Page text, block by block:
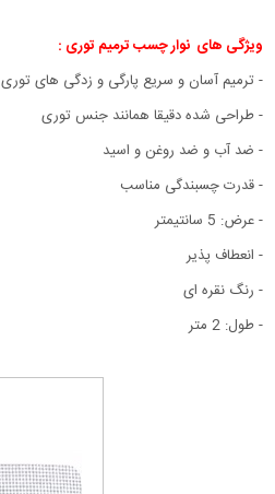
ویژگی های نوار چسب ترمیم توری :
- ترمیم آسان و سریع پارگی و زدگی های توری
- طراحی شده دقیقا همانند جنس توری
- ضد آب و ضد روغن و اسید
- قدرت چسبندگی مناسب
- عرض: 5 سانتیمتر
- انعطاف پذیر
- رنگ نقره ای
- طول: 2 متر